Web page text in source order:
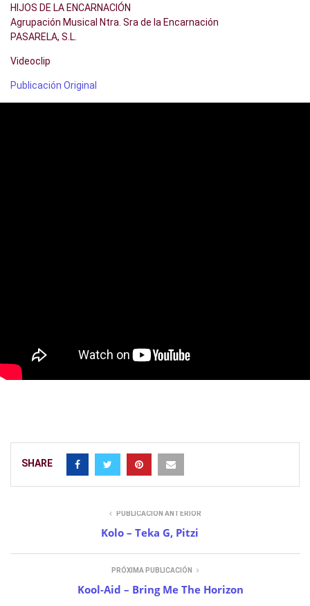
HIJOS DE LA ENCARNACIÓN
Agrupación Musical Ntra. Sra de la Encarnación
PASARELA, S.L.
Videoclip
Publicación Original
SHARE
PUBLICACIÓN ANTERIOR
Kolo – Teka G, Pitzi
PRÓXIMA PUBLICACIÓN
Kool-Aid – Bring Me The Horizon